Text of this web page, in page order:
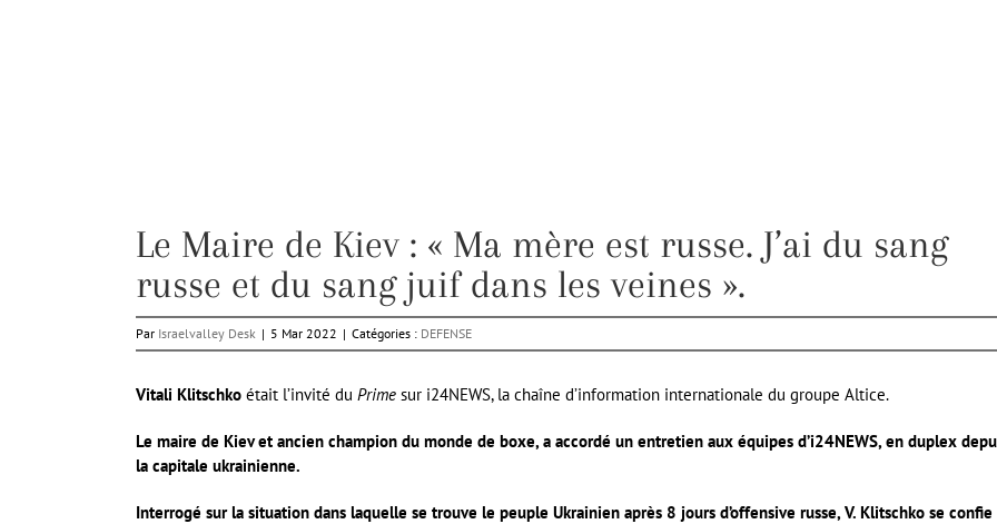
Le Maire de Kiev : « Ma mère est russe. J’ai du sang
russe et du sang juif dans les veines ».
Par Israelvalley Desk | 5 Mar 2022 | Catégories : DEFENSE
Vitali Klitschko était l’invité du Prime sur i24NEWS, la chaîne d’information internationale du groupe Altice.
Le maire de Kiev et ancien champion du monde de boxe, a accordé un entretien aux équipes d’i24NEWS, en duplex
la capitale ukrainienne.
Interrogé sur la situation dans laquelle se trouve le peuple Ukrainien après 8 jours d’offensive russe, V. Klitschko se confie